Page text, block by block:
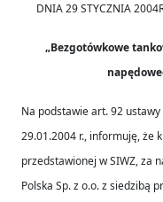
DNIA 29 STYCZNIA
„Bezgotówkowe
Na podstawie art. 92
29.01.2004 r., informuję, że
przedstawionej w SIWZ, za
Polska Sp. z o.o. z siedzibą